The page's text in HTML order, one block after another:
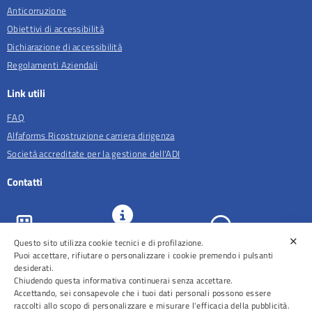
Anticorruzione
Obiettivi di accessibilità
Dichiarazione di accessibilità
Regolamenti Aziendali
Link utili
FAQ
Alfaforms Ricostruzione carriera dirigenza
Società accreditate per la gestione dell'ADI
Contatti
ASL Roma 5
URP e
Comunicazione
Prenotazioni
✕
Questo sito utilizza cookie tecnici e di profilazione.
Puoi accettare, rifiutare o personalizzare i cookie premendo i pulsanti
desiderati.
Chiudendo questa informativa continuerai senza accettare.
Accettando, sei consapevole che i tuoi dati personali possono essere
raccolti allo scopo di personalizzare e misurare l'efficacia della pubblicità.